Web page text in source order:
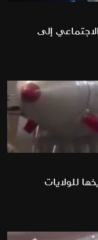
إلى
للولايات